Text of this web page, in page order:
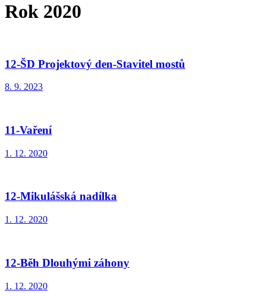
Rok 2020
12-ŠD Projektový den-Stavitel mostů
8. 9. 2023
11-Vaření
1. 12. 2020
12-Mikulášská nadílka
1. 12. 2020
12-Běh Dlouhými záhony
1. 12. 2020